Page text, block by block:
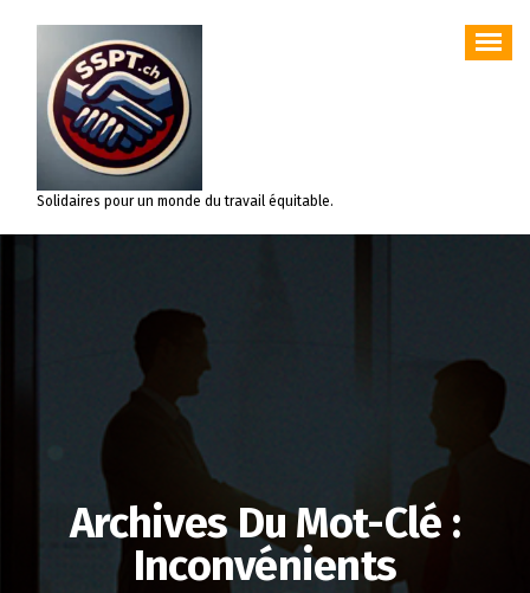
contenu
Solidaires pour un monde du travail équitable.
Archives Du Mot-Clé :
Inconvénients